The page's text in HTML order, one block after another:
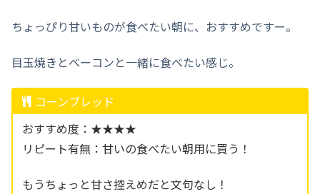
ちょっぴり甘いものが食べたい朝に、おすすめですー。
目玉焼きとベーコンと一緒に食べたい感じ。
コーンブレッド
おすすめ度：★★★★
リピート有無：甘いの食べたい朝用に買う！
もうちょっと甘さ控えめだと文句なし！